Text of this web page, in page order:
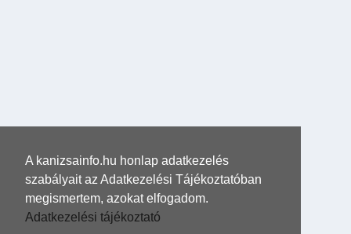
A kanizsainfo.hu honlap adatkezelés
szabályait az Adatkezelési Tájékoztatóban
megismertem, azokat elfogadom.
Adatkezelési tájékoztató